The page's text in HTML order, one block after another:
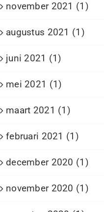
november 2021 (1)
augustus 2021 (1)
juni 2021 (1)
mei 2021 (1)
maart 2021 (1)
februari 2021 (1)
december 2020 (1)
november 2020 (1)